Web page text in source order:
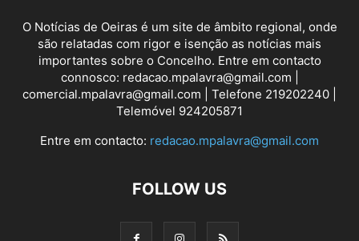
O Notícias de Oeiras é um site de âmbito regional, onde
são relatadas com rigor e isenção as notícias mais
importantes sobre o Concelho. Entre em contacto
connosco: redacao.mpalavra@gmail.com |
comercial.mpalavra@gmail.com | Telefone 219202240 |
Telemóvel 924205871
Entre em contacto: redacao.mpalavra@gmail.com
FOLLOW US